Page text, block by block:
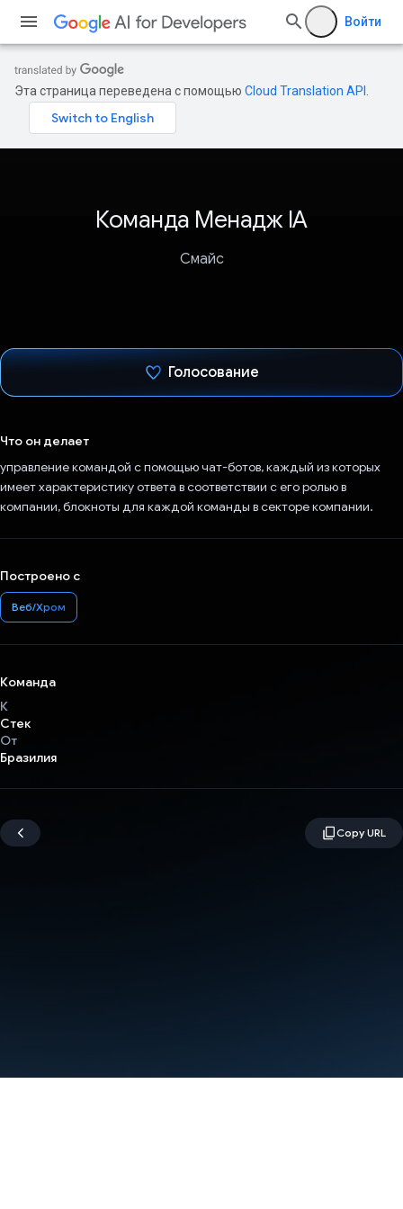
Войти
Эта страница переведена с помощью Cloud Translation API
Команда Менадж IA
Смайс
Голосование
Что он делает
управление командой с помощью чат-ботов, каждый из которых
имеет характеристику ответа в соответствии с его ролью в
компании, блокноты для каждой команды в секторе компании.
Построено с
Веб/Хром
Команда
К
Стек
От
Бразилия